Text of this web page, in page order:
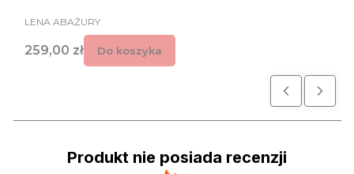
PRODUCENT
LENA ABAŻURY
Cena
259,00 zł Do koszyka
Produkt nie posiada recenzji